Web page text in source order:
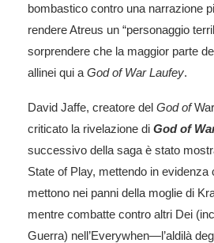
bombastico contro una narrazione
rendere Atreus un “personaggio
sorprendere che la maggior parte
allinei qui a God of War Laufey.
David Jaffe, creatore del God of
criticato la rivelazione di God of
successivo della saga è stato
State of Play, mettendo in evidenza
mettono nei panni della moglie di
mentre combatte contro altri Dei
Guerra) nell’Everywhen—l’aldilà